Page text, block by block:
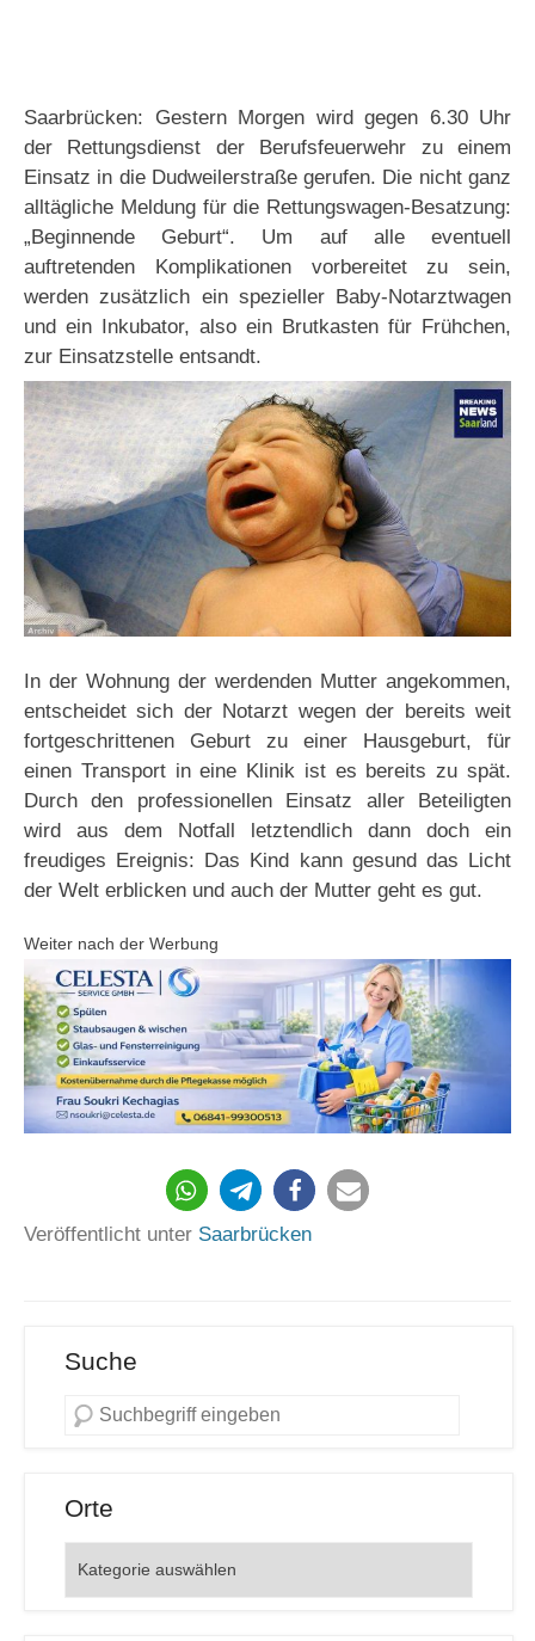
Saarbrücken: Gestern Morgen wird gegen 6.30 Uhr
der Rettungsdienst der Berufsfeuerwehr zu einem
Einsatz in die Dudweilerstraße gerufen. Die nicht ganz
alltägliche Meldung für die Rettungswagen-Besatzung:
„Beginnende Geburt“. Um auf alle eventuell
auftretenden Komplikationen vorbereitet zu sein,
werden zusätzlich ein spezieller Baby-Notarztwagen
und ein Inkubator, also ein Brutkasten für Frühchen,
zur Einsatzstelle entsandt.
In der Wohnung der werdenden Mutter angekommen,
entscheidet sich der Notarzt wegen der bereits weit
fortgeschrittenen Geburt zu einer Hausgeburt, für
einen Transport in eine Klinik ist es bereits zu spät.
Durch den professionellen Einsatz aller Beteiligten
wird aus dem Notfall letztendlich dann doch ein
freudiges Ereignis: Das Kind kann gesund das Licht
der Welt erblicken und auch der Mutter geht es gut.
Weiter nach der Werbung
Veröffentlicht unter Saarbrücken
Suche
Orte